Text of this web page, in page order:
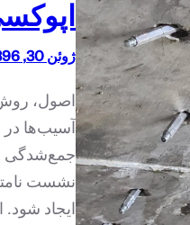
ژوئن 30, 1396
اصول،
آسیب‌ها در
جمع‌شدگی
نشست
ایجاد شود.